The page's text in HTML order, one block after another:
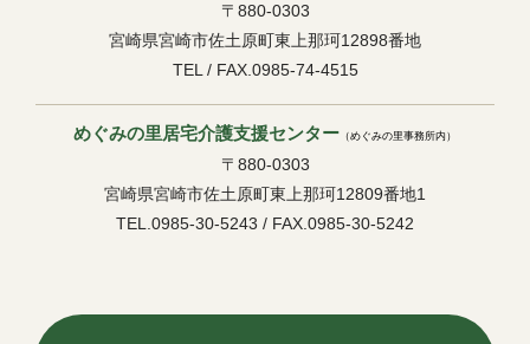
〒880-0303
宮崎県宮崎市佐土原町東上那珂12898番地
TEL / FAX.0985-74-4515
めぐみの里居宅介護支援センター （めぐみの里事務所内）
〒880-0303
宮崎県宮崎市佐土原町東上那珂12809番地1
TEL.0985-30-5243 / FAX.0985-30-5242